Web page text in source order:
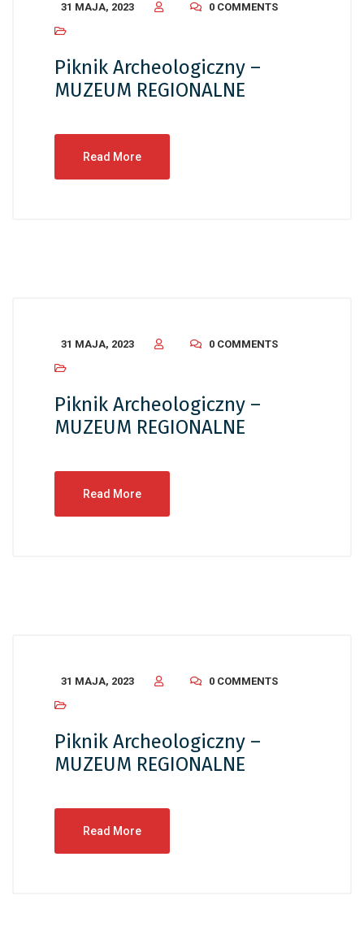
31 MAJA, 2023 0 COMMENTS
Piknik Archeologiczny –
MUZEUM REGIONALNE
Read More
31 MAJA, 2023 0 COMMENTS
Piknik Archeologiczny –
MUZEUM REGIONALNE
Read More
31 MAJA, 2023 0 COMMENTS
Piknik Archeologiczny –
MUZEUM REGIONALNE
Read More